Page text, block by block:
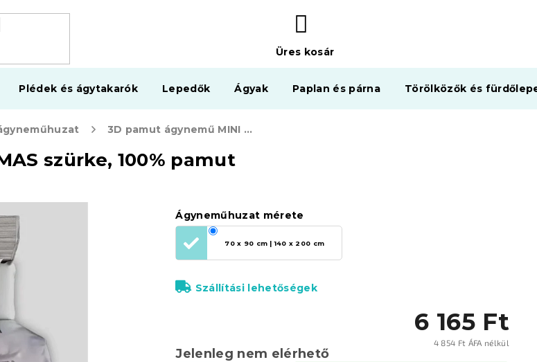
KOSÁR
Üres kosár
Plédek és ágytakarók Lepedők Ágyak Paplan és párna Törölközők és
3D pamut ágynemű MINI JOY CHRISTMAS szürke, 100% pamut
szürke, 100% pamut
6 165 Ft
4 854 Ft ÁFA nélkül
Jelenleg nem elérhető
Ágyneműhuzat mérete
70 x 90 cm | 140 x 200 cm
Szállítási lehetőségek